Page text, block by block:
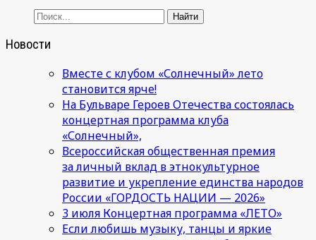
Новости
Вместе с клубом «Солнечный» лето
становится ярче!
На Бульваре Героев Отечества состоялась
концертная программа клуба
«Солнечный»,
Всероссийская общественная премия
за личный вклад в этнокультурное
развитие и укрепление единства народов
России «ГОРДОСТЬ НАЦИИ — 2026»
3 июля Концертная программа «ЛЕТО»
Если любишь музыку, танцы и яркие